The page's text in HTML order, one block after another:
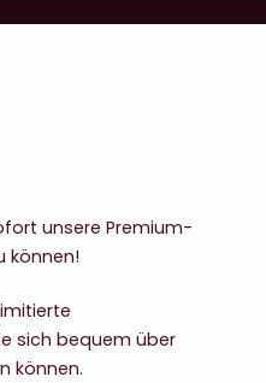
unsere Premium-
können!
sich bequem über
können.